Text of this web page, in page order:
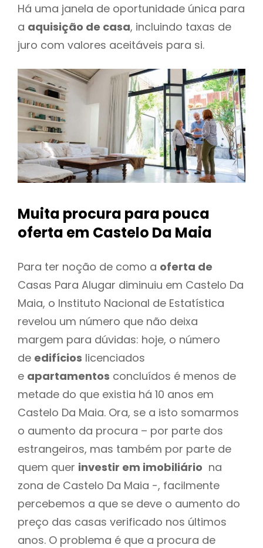
Há uma janela de oportunidade única para
a aquisição de casa, incluindo taxas de
juro com valores aceitáveis para si.
Muita procura para pouca
oferta em Castelo Da Maia
Para ter noção de como a oferta de
Casas Para Alugar diminuiu em Castelo Da
Maia, o Instituto Nacional de Estatística
revelou um número que não deixa
margem para dúvidas: hoje, o número
de edifícios licenciados
e apartamentos concluídos é menos de
metade do que existia há 10 anos em
Castelo Da Maia. Ora, se a isto somarmos
o aumento da procura – por parte dos
estrangeiros, mas também por parte de
quem quer investir em imobiliário na
zona de Castelo Da Maia -, facilmente
percebemos a que se deve o aumento do
preço das casas verificado nos últimos
anos. O problema é que a procura de